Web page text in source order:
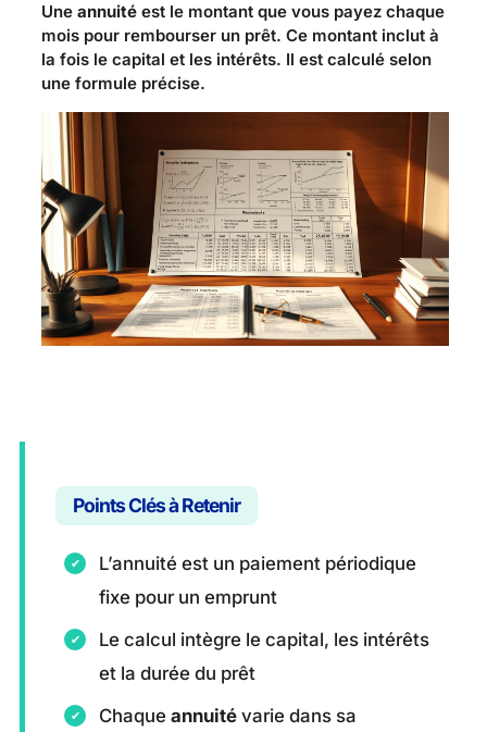
Une annuité est le montant que vous payez chaque
mois pour rembourser un prêt. Ce montant inclut à
la fois le capital et les intérêts. Il est calculé selon
une formule précise.
Points Clés à Retenir
L’annuité est un paiement périodique
fixe pour un emprunt
Le calcul intègre le capital, les intérêts
et la durée du prêt
Chaque annuité varie dans sa